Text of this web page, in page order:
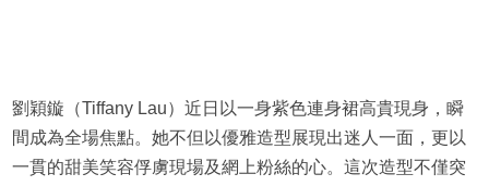
劉穎鏇（Tiffany Lau）近日以一身紫色連身裙高貴現身，瞬
間成為全場焦點。她不但以優雅造型展現出迷人一面，更以
一貫的甜美笑容俘虜現場及網上粉絲的心。這次造型不僅突